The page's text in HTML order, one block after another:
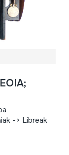
-> Libreak